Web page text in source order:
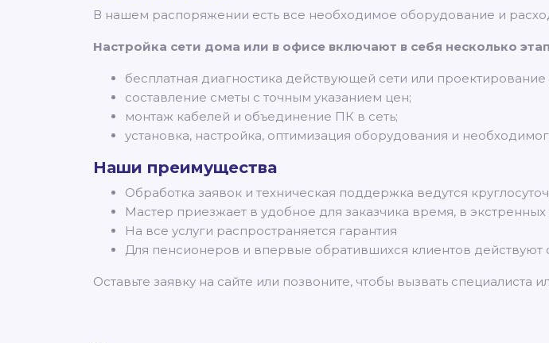
В нашем распоряжении есть все необходимое оборудование и
Настройка сети дома или в офисе включают в себя несколько
бесплатная диагностика действующей сети или
составление сметы с точным указанием цен;
монтаж кабелей и объединение ПК в сеть;
установка, настройка, оптимизация оборудования и
Наши преимущества
Обработка заявок и техническая поддержка ведутся
Мастер приезжает в удобное для заказчика время, в
На все услуги распространяется гарантия
Для пенсионеров и впервые обратившихся клиентов действуют
Оставьте заявку на сайте или позвоните, чтобы вызвать специалиста